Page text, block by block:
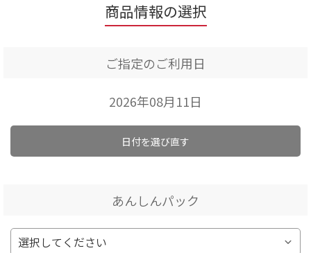
商品情報の選択
ご指定のご利用日
2026年08月11日
日付を選び直す
あんしんパック